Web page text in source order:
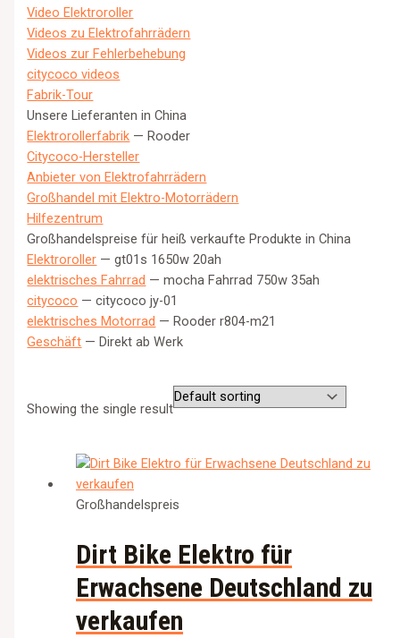
Video Elektroroller
Videos zu Elektrofahrrädern
Videos zur Fehlerbehebung
citycoco videos
Fabrik-Tour
Unsere Lieferanten in China
Elektrorollerfabrik — Rooder
Citycoco-Hersteller
Anbieter von Elektrofahrrädern
Großhandel mit Elektro-Motorrädern
Hilfezentrum
Großhandelspreise für heiß verkaufte Produkte in China
Elektroroller — gt01s 1650w 20ah
elektrisches Fahrrad — mocha Fahrrad 750w 35ah
citycoco — citycoco jy-01
elektrisches Motorrad — Rooder r804-m21
Geschäft — Direkt ab Werk
Showing the single result
Großhandelspreis
Dirt Bike Elektro für
Erwachsene Deutschland zu
verkaufen